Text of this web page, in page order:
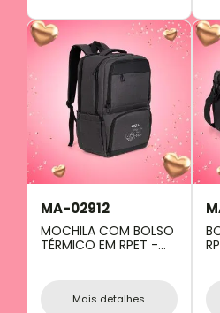
MA-02912
MOCHILA COM BOLSO
TÉRMICO EM RPET -
Mais detalhes